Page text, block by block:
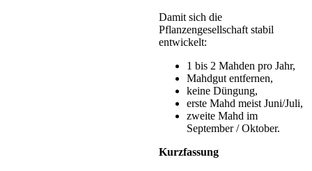
Damit sich die
Pflanzengesellschaft stabil
entwickelt:
1 bis 2 Mahden pro Jahr,
Mahdgut entfernen,
keine Düngung,
erste Mahd meist Juni/Juli,
zweite Mahd im
September / Oktober.
Kurzfassung